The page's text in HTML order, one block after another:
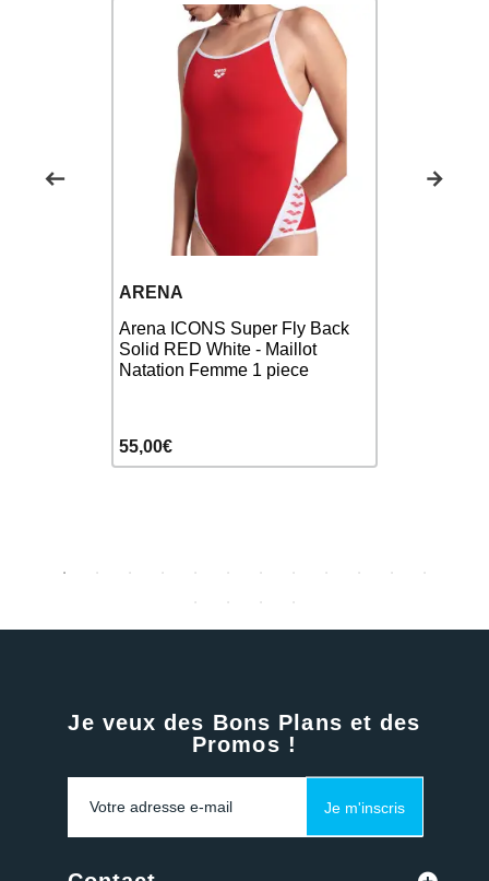
ARENA
Arena ICONS Super Fly Back
Solid RED White - Maillot
Natation Femme 1 piece
55,00€
Je veux des Bons Plans et des
Promos !
Je m'inscris